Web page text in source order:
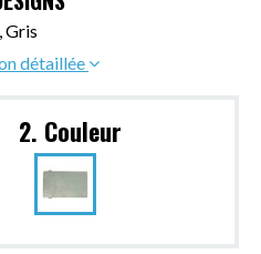
Gris
détaillée
2. Couleur